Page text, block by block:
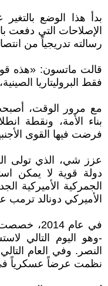
الإصلاحات التي دفعت
رسالته تدريجياً من
قالت ماتسون: «هذه
فقط البروليتاريا
مع مرور الوقت،
بناء الأمة، ونقطة
فرضت فيها القوى
دولة قوية لا يمكن
الجمركية الأميركية
الأميركي دونالد ترمب
-وهو اليوم التالي
النصر. وفي العام
نظمت عرضاً عسكرياً في